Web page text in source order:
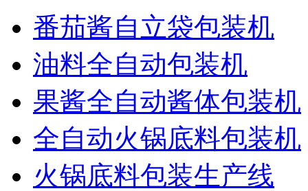
番茄酱自立袋包装机
油料全自动包装机
果酱全自动酱体包装机
全自动火锅底料包装机
火锅底料包装生产线